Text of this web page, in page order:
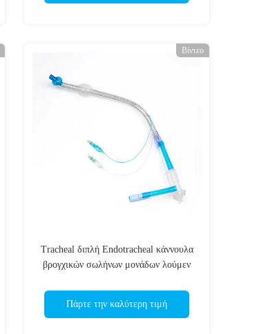
Βίντεο
Tracheal διπλή Endotracheal κάννουλα
βρογχικών σωλήνων μονάδων λούμεν
Πάρτε την καλύτερη τιμή